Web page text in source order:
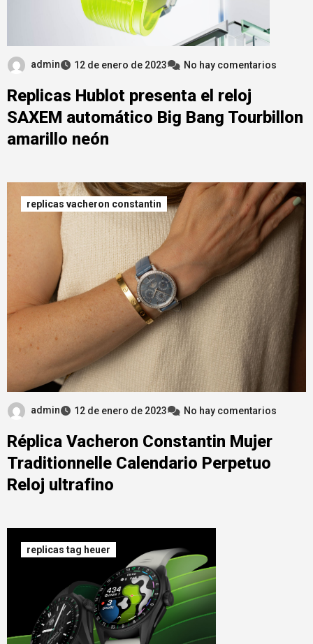
admin 12 de enero de 2023 No hay comentarios
Replicas Hublot presenta el reloj
SAXEM automático Big Bang Tourbillon
amarillo neón
replicas vacheron constantin
admin 12 de enero de 2023 No hay comentarios
Réplica Vacheron Constantin Mujer
Traditionnelle Calendario Perpetuo
Reloj ultrafino
replicas tag heuer